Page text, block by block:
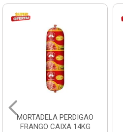
MORTADELA PERDIGAO
FRANGO CAIXA 14KG